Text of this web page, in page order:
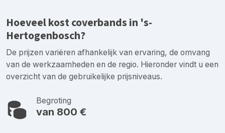
Hoeveel kost coverbands in 's-
Hertogenbosch?
De prijzen variëren afhankelijk van ervaring, de omvang
van de werkzaamheden en de regio. Hieronder vindt u een
overzicht van de gebruikelijke prijsniveaus.
Begroting
van 800 €